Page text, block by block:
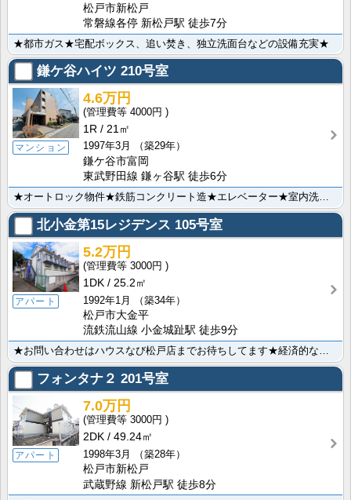
松戸市新松戸
常磐線各停 新松戸駅 徒歩7分
★都市ガス★宅配ボックス、追い焚き、独立洗面台などの設備充実★
鎌ケ谷ハイツ 210号室
マンション
4.6万円
4000円
1R
21㎡
1997年3月
（築29年）
鎌ケ谷市富岡
東武野田線 鎌ヶ谷駅 徒歩6分
★オートロック物件★鉄筋コンクリート造★エレベーター★室内洗濯機置場★クローゼット★
北小金第15レジデンス 105号室
アパート
5.2万円
3000円
1DK
25.2㎡
1992年1月
（築34年）
松戸市大金平
流鉄流山線 小金城趾駅 徒歩9分
★お問い合わせはハウスなび松戸店までお待ちしてます★経済的な都市ガス物件★来訪者の顔が見えるＴＶモニ･･･
フォンタナ２ 201号室
アパート
7.0万円
3000円
2DK
49.24㎡
1998年3月
（築28年）
松戸市新松戸
武蔵野線 新松戸駅 徒歩8分